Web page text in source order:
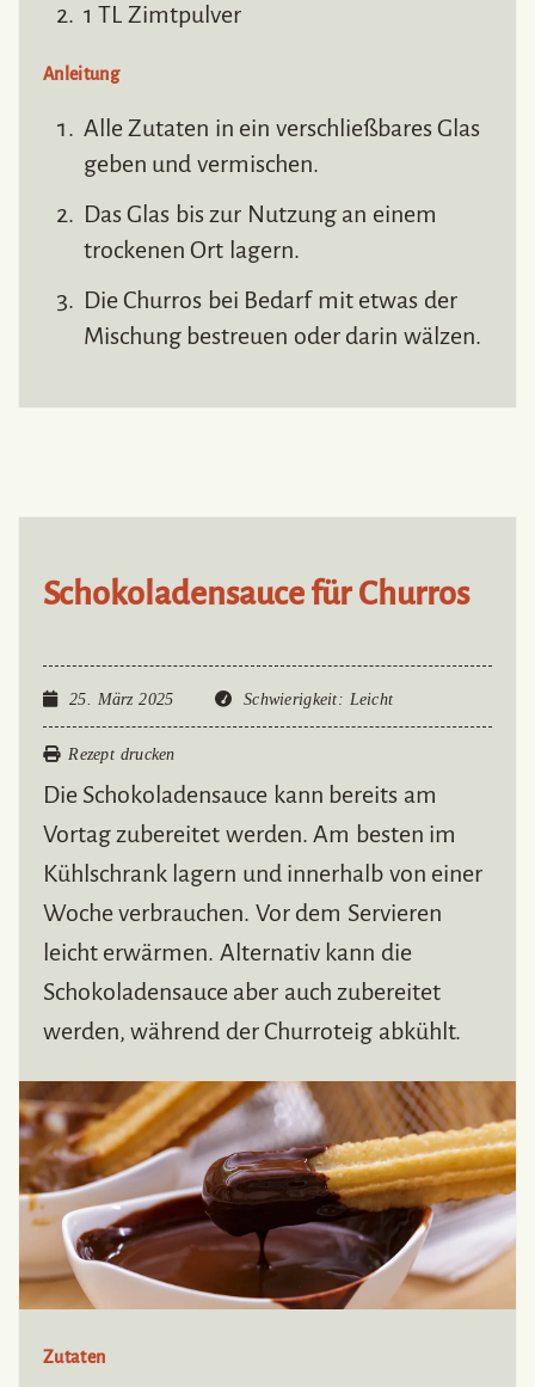
1 TL Zimtpulver
Anleitung
Alle Zutaten in ein verschließbares Glas
geben und vermischen.
Das Glas bis zur Nutzung an einem
trockenen Ort lagern.
Die Churros bei Bedarf mit etwas der
Mischung bestreuen oder darin wälzen.
Schokoladensauce für Churros
25. März 2025 Schwierigkeit: Leicht
Rezept drucken
Die Schokoladensauce kann bereits am
Vortag zubereitet werden. Am besten im
Kühlschrank lagern und innerhalb von einer
Woche verbrauchen. Vor dem Servieren
leicht erwärmen. Alternativ kann die
Schokoladensauce aber auch zubereitet
werden, während der Churroteig abkühlt.
Zutaten